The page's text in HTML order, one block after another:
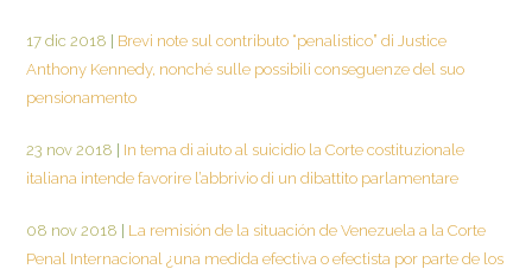
17 dic 2018
Brevi note sul contributo “penalistico” di Justice
Anthony Kennedy, nonché sulle possibili conseguenze del suo
pensionamento
23 nov 2018
In tema di aiuto al suicidio la Corte costituzionale
italiana intende favorire l’abbrivio di un dibattito parlamentare
08 nov 2018
La remisión de la situación de Venezuela a la Corte
Penal Internacional ¿una medida efectiva o efectista por parte de los